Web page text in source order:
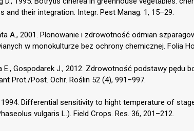
and their integration. Integr. Pest Manag. 1, 15–29.
A., 2001. Plonowanie i zdrowotność odmian
w monokulturze bez ochrony chemicznej. Folia
E., Gospodarek J., 2012. Zdrowotność podstawy pędu
Prot./Post. Ochr. Roślin 52 (4), 991–997.
1994. Differential sensitivity to hight temperature of
vulgaris L.). Field Crops. Res. 36, 201–212.